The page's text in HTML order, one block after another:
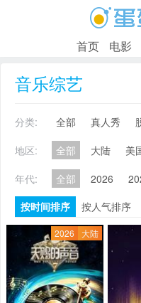
首页 电影
音乐综艺
分类: 全部 真人秀
地区:
全部 大陆 美
年代:
全部 2026
按时间排序
按人气排序
2026 大陆